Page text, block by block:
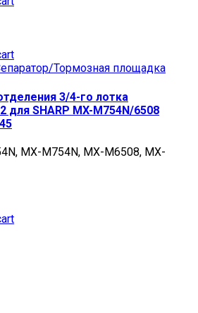
Тормозная площадка
3/4-го лотка
для SHARP MX-M754N/6508
MX-M754N, MX-M6508, MX-